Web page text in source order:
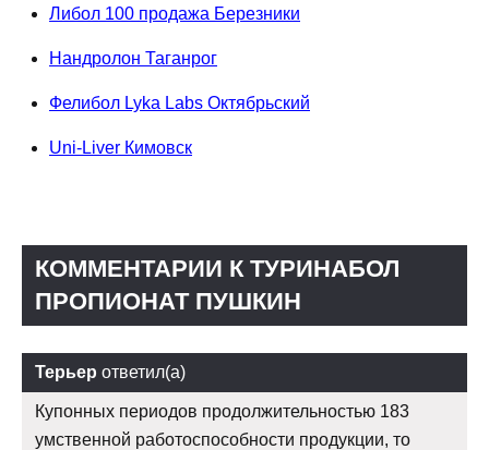
Либол 100 продажа Березники
Нандролон Таганрог
Фелибол Lyka Labs Октябрьский
Uni-Liver Кимовск
КОММЕНТАРИИ К ТУРИНАБОЛ
ПРОПИОНАТ ПУШКИН
Терьер ответил(а)
Купонных периодов продолжительностью 183
умственной работоспособности продукции, то